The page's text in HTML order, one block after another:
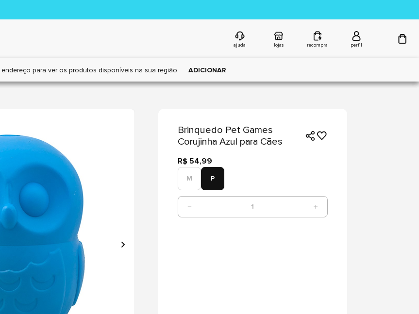
ajuda lojas recompra perfil
para ver os produtos disponíveis na sua região. ADICIONAR
Brinquedo Pet Games
Corujinha Azul para Cães
R$ 54,99
M P
1